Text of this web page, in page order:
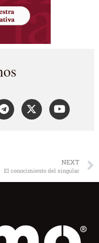
NEXT
El conocimiento del singular